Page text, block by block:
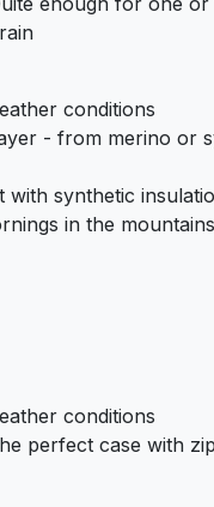
conditions
- from merino or
synthetic
in the
conditions
perfect case with